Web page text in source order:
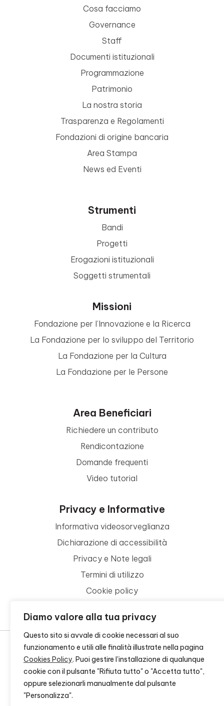
Diamo valore alla tua privacy
Questo sito si avvale di cookie necessari al suo
funzionamento e utili alle finalità illustrate nella pagina
Cookies Policy. Puoi gestire l'installazione di qualunque
cookie con il pulsante "Rifiuta tutto" o "Accetta tutto",
oppure selezionarli manualmente dal pulsante
"Personalizza".
Cosa facciamo
Governance
Staff
Documenti istituzionali
Programmazione
Patrimonio
La nostra storia
Trasparenza e Regolamenti
Fondazioni di origine bancaria
Area Stampa
News ed Eventi
Strumenti
Bandi
Progetti
Erogazioni istituzionali
Soggetti strumentali
Missioni
Fondazione per l’Innovazione e la Ricerca
La Fondazione per lo sviluppo del Territorio
La Fondazione per la Cultura
La Fondazione per le Persone
Area Beneficiari
Richiedere un contributo
Rendicontazione
Domande frequenti
Video tutorial
Privacy e Informative
Informativa videosorveglianza
Dichiarazione di accessibilità
Privacy e Note legali
Termini di utilizzo
Cookie policy
© 2026 - FONDAZIONE CR FIRENZE - CF 00524310489 -
CREDITS